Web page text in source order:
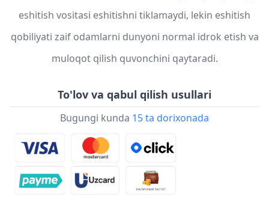
eshitish vositasi eshitishni tiklamaydi, lekin eshitish
qobiliyati zaif odamlarni dunyoni normal idrok etish va
muloqot qilish quvonchini qaytaradi.
To'lov va qabul qilish usullari
Bugungi kunda 15 ta dorixonada